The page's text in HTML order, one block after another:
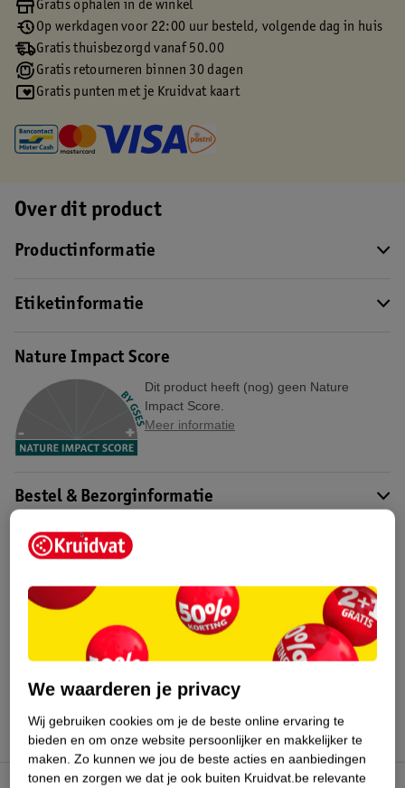
Gratis ophalen in de winkel
Op werkdagen voor 22:00 uur besteld, volgende dag in huis
Gratis thuisbezorgd vanaf 50.00
Gratis retourneren binnen 30 dagen
Gratis punten met je Kruidvat kaart
Over dit product
Productinformatie
Etiketinformatie
Nature Impact Score
Dit product heeft (nog) geen Nature
Impact Score.
Meer informatie
Bestel & Bezorginformatie
Aanvullende informatie
MeerKruidvat Alle Hoofdluis
We waarderen je privacy
Wij gebruiken cookies om je de beste online ervaring te
bieden en om onze website persoonlijker en makkelijker te
maken. Zo kunnen we jou de beste acties en aanbiedingen
tonen en zorgen we dat je ook buiten Kruidvat.be relevante